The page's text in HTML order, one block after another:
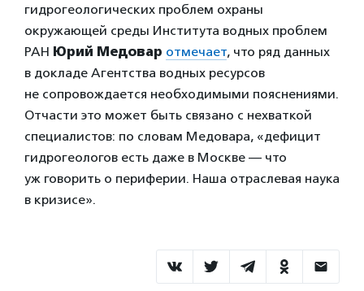
гидрогеологических проблем охраны
окружающей среды Института водных проблем
РАН Юрий Медовар отмечает, что ряд данных
в докладе Агентства водных ресурсов
не сопровождается необходимыми пояснениями.
Отчасти это может быть связано с нехваткой
специалистов: по словам Медовара, «дефицит
гидрогеологов есть даже в Москве — что
уж говорить о периферии. Наша отраслевая наука
в кризисе».